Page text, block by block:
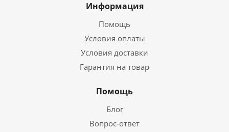
Информация
Помощь
Условия оплаты
Условия доставки
Гарантия на товар
Помощь
Блог
Вопрос-ответ